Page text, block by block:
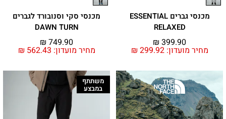
מכנסי גברים ESSENTIAL
RELAXED
מחיר מועדון: ₪ 299.92
₪ 399.90
מכנסי סקי וסנובורד לגברים
DAWN TURN
מחיר מועדון: ₪ 562.43
₪ 749.90
משתתף
במבצע